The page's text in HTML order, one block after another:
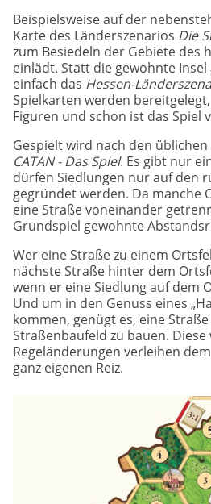
Beispielsweise auf der
Karte des Länderszenarios Die
zum Besiedeln der Gebiete des
einlädt. Statt die gewohnte
einfach das Hessen-
Spielkarten werden
Figuren und schon ist das Spiel
Gespielt wird nach den
CATAN - Das Spiel. Es gibt nur
dürfen Siedlungen nur auf den
gegründet werden. Da manche
eine Straße voneinander
Grundspiel gewohnte
Wer eine Straße zu einem
nächste Straße hinter dem
wenn er eine Siedlung auf dem
Und um in den Genuss eines
kommen, genügt es, eine
Straßenbaufeld zu bauen. Diese
Regeländerungen verleihen
ganz eigenen Reiz.